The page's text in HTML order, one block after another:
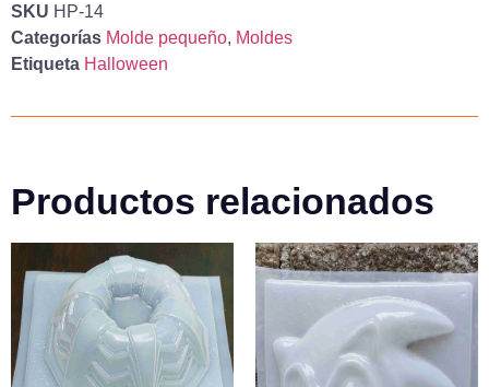
SKU HP-14
Categorías Molde pequeño, Moldes
Etiqueta Halloween
Productos relacionados